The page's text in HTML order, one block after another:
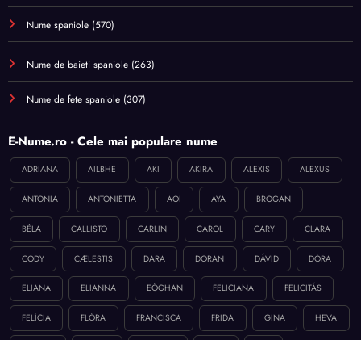
Nume spaniole (570)
Nume de baieti spaniole (263)
Nume de fete spaniole (307)
E-Nume.ro - Cele mai populare nume
ADRIANA AILBHE AKI AKIRA ALEXIS ALEXUS
ANTONIA ANTONIETTA AOI AYA BROGAN
BÉLA CALLISTO CARLIN CAROL CARY CLARA
CODY CÆLESTIS DARA DORAN DÁVID DÓRA
ELIANA ELIANNA EÓGHAN FELICIANA FELICITÁS
FELÍCIA FLÓRA FRANCISCA FRIDA GINA HEVA